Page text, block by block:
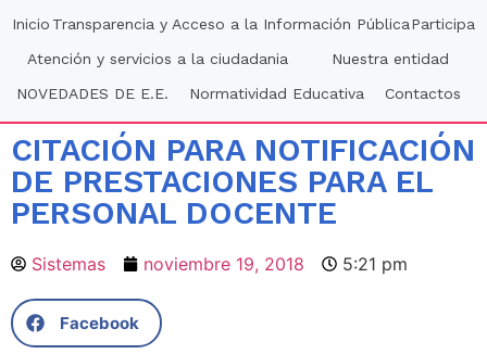
Inicio Transparencia y Acceso a la Información PúblicaParticipa
Atención y servicios a la ciudadania
Nuestra entidad
NOVEDADES DE E.E.
Normatividad Educativa Contactos
CITACIÓN PARA NOTIFICACIÓN
DE PRESTACIONES PARA EL
PERSONAL DOCENTE
Sistemas noviembre 19, 2018 5:21 pm
Facebook